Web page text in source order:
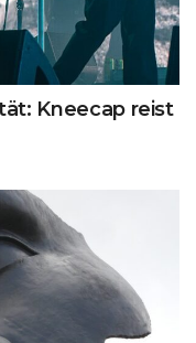
Kneecap reist